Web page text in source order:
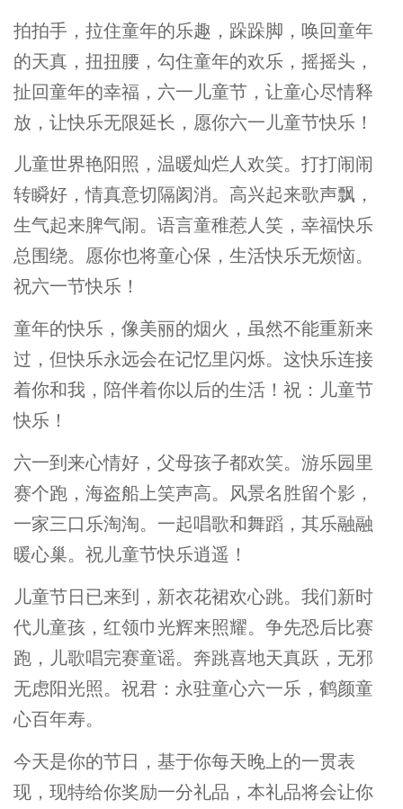
拍拍手，拉住童年的乐趣，跺跺脚，唤回童年
的天真，扭扭腰，勾住童年的欢乐，摇摇头，
扯回童年的幸福，六一儿童节，让童心尽情释
放，让快乐无限延长，愿你六一儿童节快乐！
儿童世界艳阳照，温暖灿烂人欢笑。打打闹闹
转瞬好，情真意切隔阂消。高兴起来歌声飘，
生气起来脾气闹。语言童稚惹人笑，幸福快乐
总围绕。愿你也将童心保，生活快乐无烦恼。
祝六一节快乐！
童年的快乐，像美丽的烟火，虽然不能重新来
过，但快乐永远会在记忆里闪烁。这快乐连接
着你和我，陪伴着你以后的生活！祝：儿童节
快乐！
六一到来心情好，父母孩子都欢笑。游乐园里
赛个跑，海盗船上笑声高。风景名胜留个影，
一家三口乐淘淘。一起唱歌和舞蹈，其乐融融
暖心巢。祝儿童节快乐逍遥！
儿童节日已来到，新衣花裙欢心跳。我们新时
代儿童孩，红领巾光辉来照耀。争先恐后比赛
跑，儿歌唱完赛童谣。奔跳喜地天真跃，无邪
无虑阳光照。祝君：永驻童心六一乐，鹤颜童
心百年寿。
今天是你的节日，基于你每天晚上的一贯表
现，现特给你奖励一分礼品，本礼品将会让你